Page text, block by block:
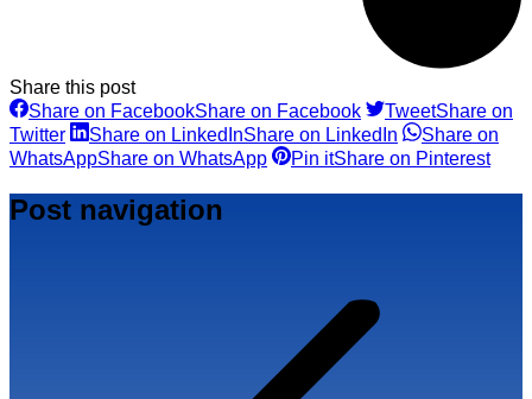
Share this post
Share on FacebookShare on Facebook TweetShare on
Twitter
Share on LinkedInShare on LinkedIn
Share on
WhatsAppShare on WhatsApp Pin itShare on Pinterest
Post navigation